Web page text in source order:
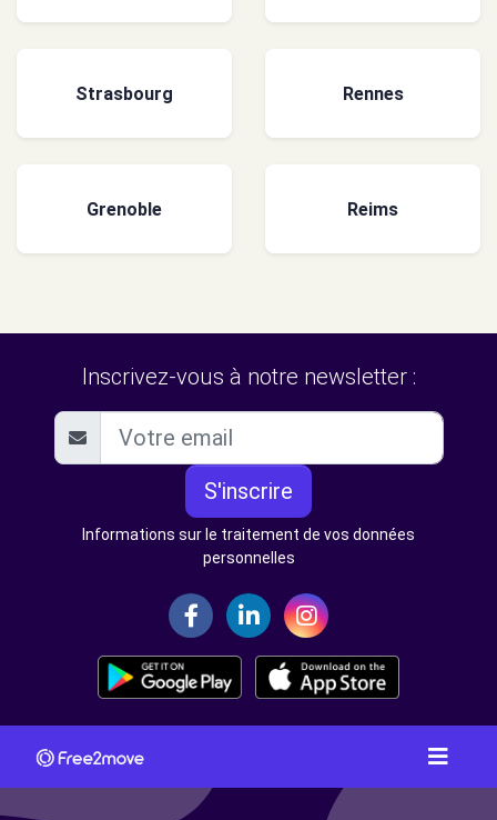
Strasbourg Rennes
Grenoble Reims
Inscrivez-vous à notre newsletter :
S'inscrire
Informations sur le traitement de vos données
personnelles